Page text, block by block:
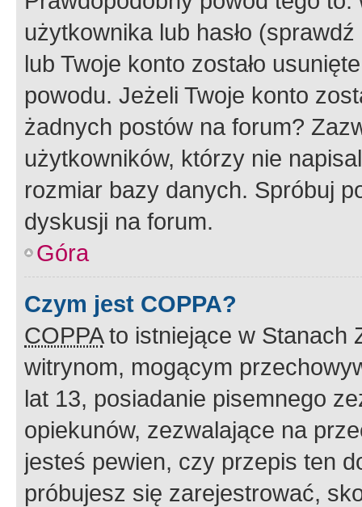
użytkownika lub hasło
lub Twoje konto zostało
powodu. Jeżeli Twoje konto
żadnych postów na forum?
użytkowników, którzy nie
rozmiar bazy danych. Spróbuj
dyskusji na forum.
Góra
Czym jest COPPA?
COPPAto istniejące w Stanach
witrynom, mogącym
lat 13, posiadanie pisemnego
opiekunów, zezwalające na
jesteś pewien, czy przepis ten
próbujesz się zarejestrować,